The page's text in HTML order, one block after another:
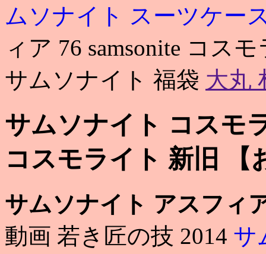
ムソナイト スーツケー
ィア 76 samsonite コス
サムソナイト 福袋 大丸
サムソナイト コスモ
コスモライト 新旧 【
サムソナイト アスフィ
動画 若き匠の技 2014 サ